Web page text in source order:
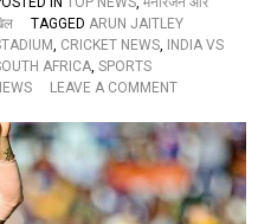
त
श
र्मा
ने
चा
इ
ति
हा
स
TAGGED ARUN JAITLEY
CRICKET NEWS INDIA VS
AFRICA SPORTS
LEAVE A COMMENTO
I
N
D
I
A